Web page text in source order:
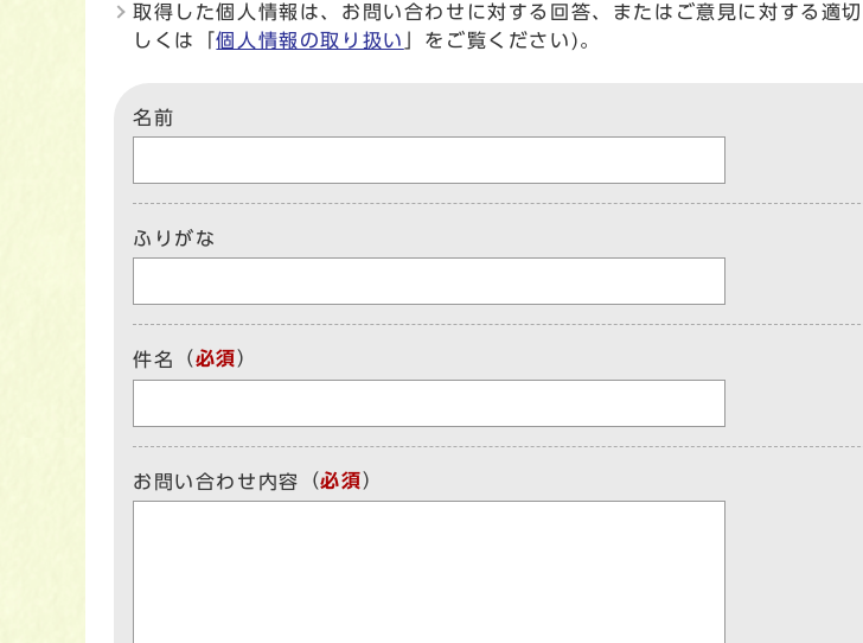
取得した個人情報は、お問い合わせに対する回答、またはご意見に対する適
しくは「個人情報の取り扱い 」をご覧ください)。
名前
ふりがな
件名 （必須）
お問い合わせ内容 （必須）